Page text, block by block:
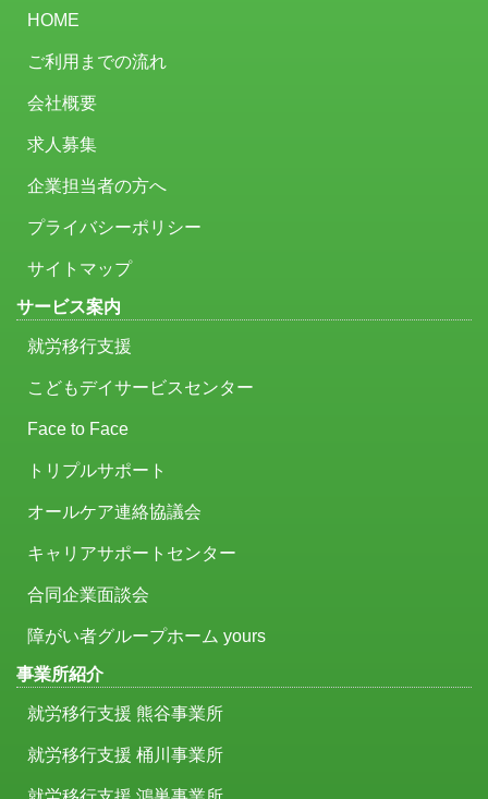
HOME
ご利用までの流れ
会社概要
求人募集
企業担当者の方へ
プライバシーポリシー
サイトマップ
サービス案内
就労移行支援
こどもデイサービスセンター
Face to Face
トリプルサポート
オールケア連絡協議会
キャリアサポートセンター
合同企業面談会
障がい者グループホーム yours
事業所紹介
就労移行支援 熊谷事業所
就労移行支援 桶川事業所